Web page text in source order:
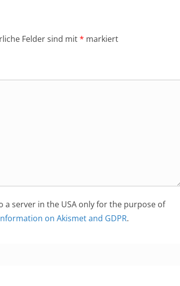
Felder sind mit* markiert
a server in the USA only for the purpose of
on Akismet and GDPR.